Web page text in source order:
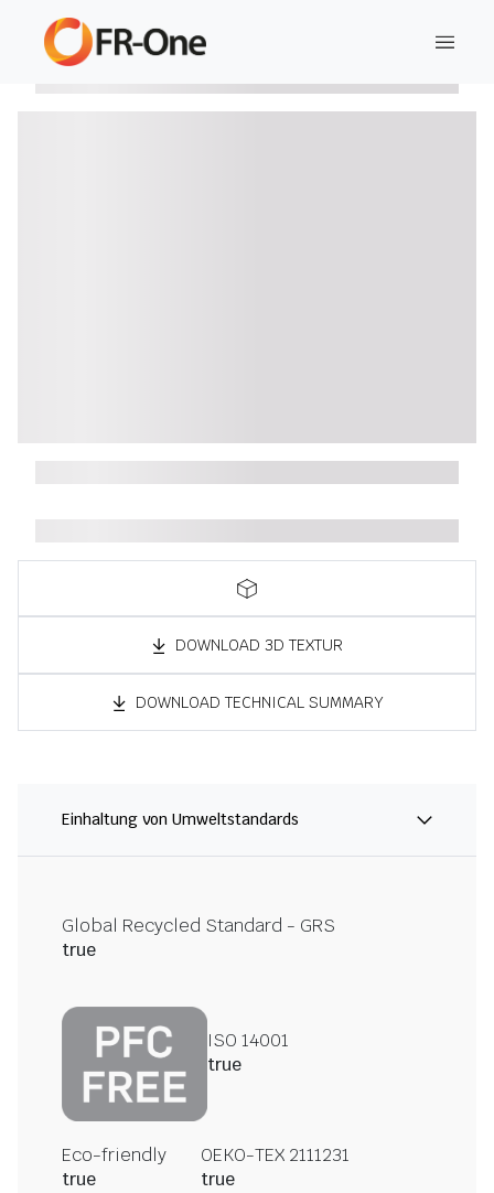
DOWNLOAD 3D TEXTUR
DOWNLOAD TECHNICAL SUMMARY
Einhaltung von Umweltstandards
Global Recycled Standard - GRS
true
ISO 14001
true
Eco-friendly
true
OEKO-TEX 2111231
true